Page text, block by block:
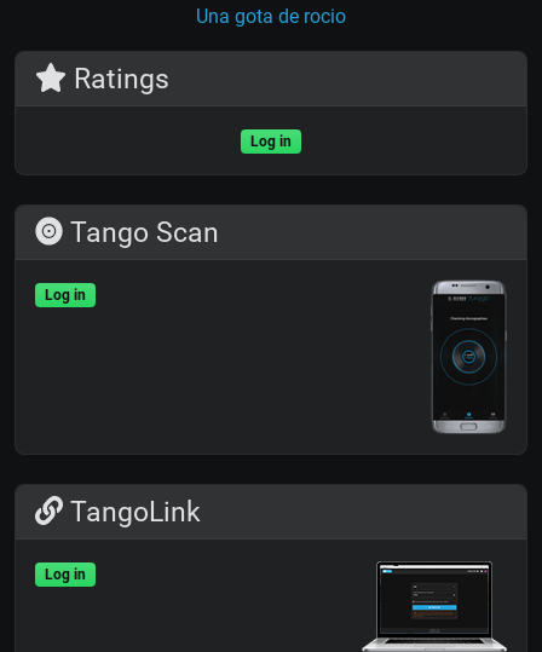
Una gota de rocio
Ratings
Log in
Tango Scan
Log in
TangoLink
Log in